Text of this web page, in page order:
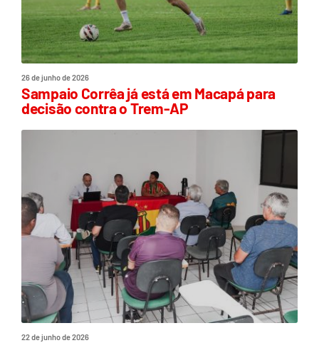
26 de junho de 2026
Sampaio Corrêa já está em Macapá para
decisão contra o Trem-AP
22 de junho de 2026